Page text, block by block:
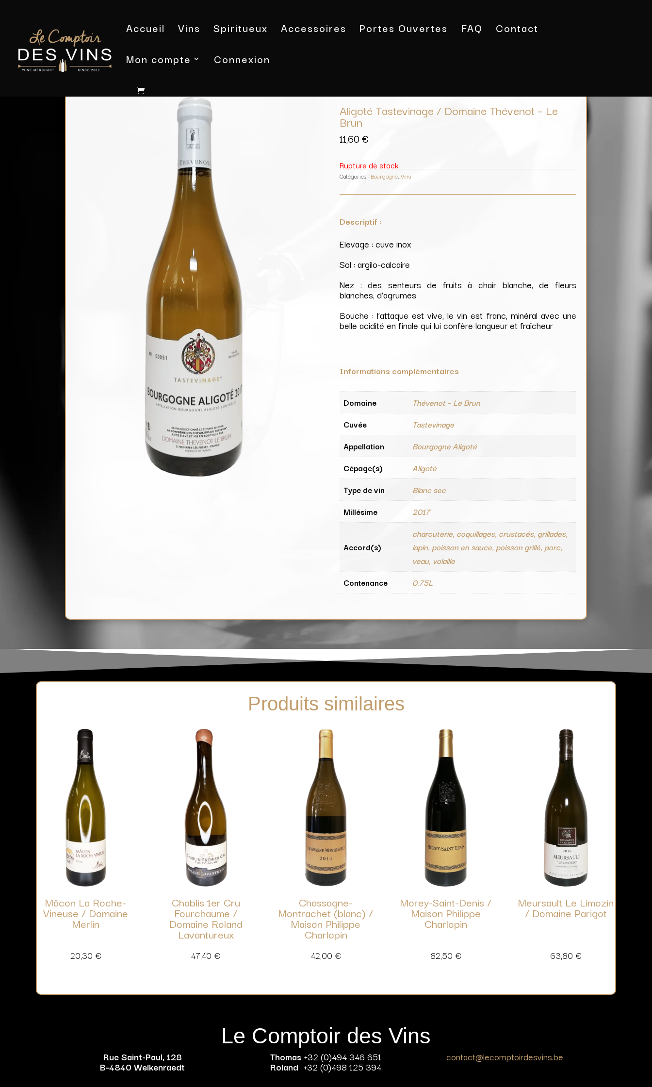
Accueil Vins Spiritueux Accessoires Portes Ouvertes FAQ
Contact
Mon compte
Connexion
Aligoté Tastevinage / Domaine Thévenot – Le
Brun
11,60€
Rupture de stock
Catégories : Bourgogne,Vins
Descriptif :
Elevage : cuve inox
Sol : argilo-calcaire
Nez : des senteurs de fruits à chair blanche, de fleurs
blanches, d’agrumes
Bouche : l’attaque est vive, le vin est franc, minéral avec une
belle acidité en finale qui lui confère longueur et fraîcheur
Informations complémentaires
Domaine
Thévenot – Le Brun
Cuvée
Tastevinage
Appellation
Bourgogne Aligoté
Cépage(s)
Aligoté
Type de vin
Blanc sec
Millésime
2017
Accord(s)
charcuterie, coquillages, crustacés, grillades,
lapin, poisson en sauce, poisson grillé, porc,
veau, volaille
Contenance
0.75L
Produits similaires
Mâcon La Roche-
Vineuse / Domaine
Merlin
20,30 €
Chablis 1er Cru
Fourchaume /
Domaine Roland
Lavantureux
47,40 €
Chassagne-
Montrachet (blanc) /
Maison Philippe
Charlopin
42,00 €
Morey-Saint-Denis /
Maison Philippe
Charlopin
82,50 €
Meursault Le Limozin
/ Domaine Parigot
63,80 €
Le Comptoir des Vins
Rue Saint-Paul, 128
B-4840 Welkenraedt
Thomas +32 (0)494 346 651
Roland +32 (0)498 125 394
contact@lecomptoirdesvins.be